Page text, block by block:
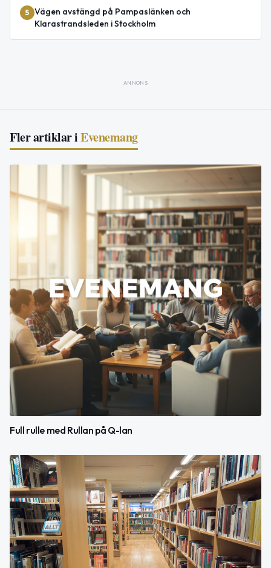
5 Vägen avstängd på Pampaslänken och
Klarastrandsleden i Stockholm
ANNONS
Fler artiklar iEvenemang
Full rulle med Rullan på Q-lan